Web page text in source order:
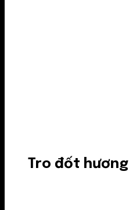
Tro đốt hương